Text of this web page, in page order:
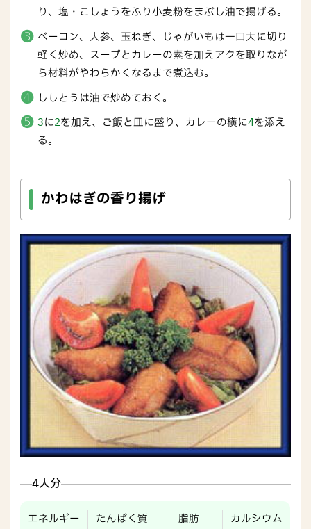
り、塩・こしょうをふり小麦粉をまぶし油で揚げる。
ベーコン、人参、玉ねぎ、じゃがいもは一口大に切り
軽く炒め、スープとカレーの素を加えアクを取りなが
ら材料がやわらかくなるまで煮込む。
ししとうは油で炒めておく。
3に2を加え、ご飯と皿に盛り、カレーの横に4を添え
る。
かわはぎの香り揚げ
4人分
エネルギー
たんぱく質
脂肪
カルシウム